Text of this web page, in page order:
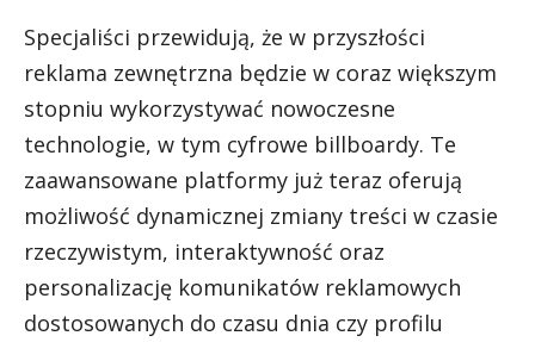
Specjaliści przewidują, że w przyszłości
reklama zewnętrzna będzie w coraz większym
stopniu wykorzystywać nowoczesne
technologie, w tym cyfrowe billboardy. Te
zaawansowane platformy już teraz oferują
możliwość dynamicznej zmiany treści w czasie
rzeczywistym, interaktywność oraz
personalizację komunikatów reklamowych
dostosowanych do czasu dnia czy profilu